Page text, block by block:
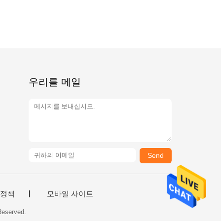
우리를 메일
Send
책 모바일 사이트